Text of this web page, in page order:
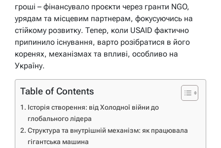
гроші – фінансувало проєкти через гранти NGO,
урядам та місцевим партнерам, фокусуючись на
стійкому розвитку. Тепер, коли USAID фактично
припинило існування, варто розібратися в його
коренях, механізмах та впливі, особливо на
Україну.
Table of Contents
Історія створення: від Холодної війни до
глобального лідера
Структура та внутрішній механізм: як працювала
гігантська машина